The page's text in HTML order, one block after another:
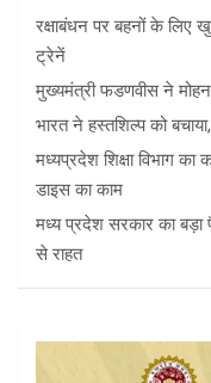
रक्षाबंधन पर बहनों के लिए
ट्रेनें
मुख्यमंत्री फडणवीस ने
भारत ने हस्तशिल्प को
मध्यप्रदेश शिक्षा विभाग
डाइस का काम
मध्य प्रदेश सरकार का बड़ा
से राहत